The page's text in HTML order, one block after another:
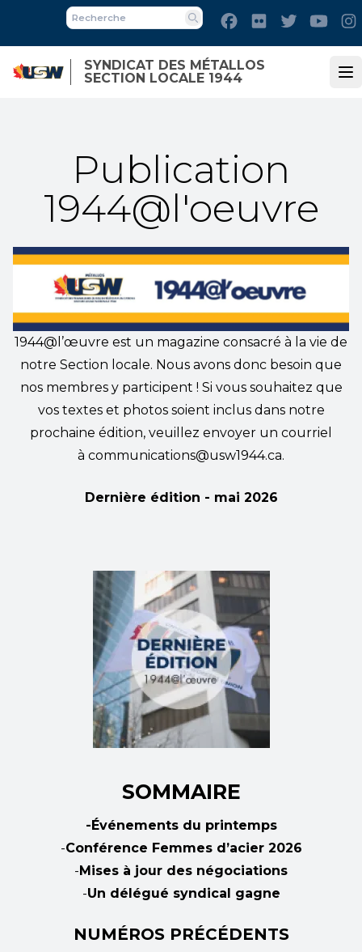
main
content
SYNDICAT DES MÉTALLOS
SECTION LOCALE 1944
Recherche
Facebook
Flickr Twitter
Publication
1944@l'oeuvre
1944@l’œuvre est un magazine consacré à la vie de
notre Section locale. Nous avons donc besoin que
nos membres y participent ! Si vous souhaitez que
vos textes et photos soient inclus dans notre
prochaine édition, veuillez envoyer un courriel
à communications@usw1944.ca.
Dernière édition - mai 2026
SOMMAIRE
-Événements du printemps
-Conférence Femmes d’acier 2026
- Mises à jour des négociations
-Un délégué syndical gagne
NUMÉROS PRÉCÉDENTS